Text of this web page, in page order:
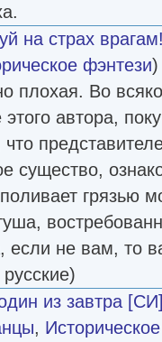
на страх
фэнтези)
плохая. Во
автора,
существо,
грязью
если не вам, то
из завтра
,